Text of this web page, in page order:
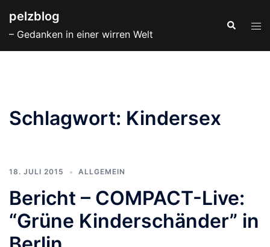
Inhalt
springen
pelzblog
– Gedanken in einer wirren Welt
Suche
Schlagwort: Kindersex
18. JULI 2015 ALLGEMEIN
Bericht – COMPACT-Live:
“Grüne Kinderschänder” in